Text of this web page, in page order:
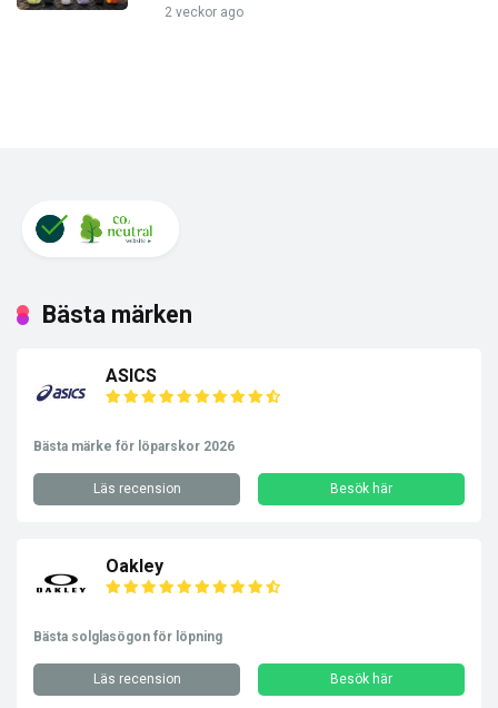
2 veckor ago
Bästa märken
ASICS
Bästa märke för löparskor 2026
Läs recension Besök här
Oakley
Bästa solglasögon för löpning
Läs recension Besök här